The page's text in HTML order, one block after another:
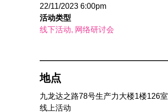
22/11/2023 6:00pm
活动类型
线下活动
网络研讨会
地点
九龙达之路78号生产力大楼1楼126室
线上活动